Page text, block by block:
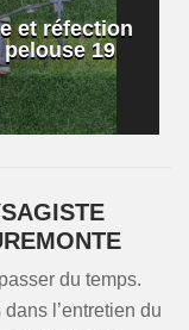
et réfection
pelouse 19
du temps.
l’entretien du